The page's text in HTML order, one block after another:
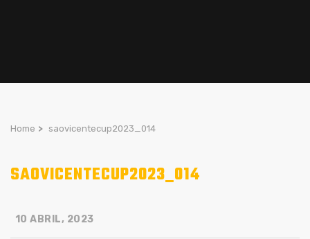
Home > saovicentecup2023_014
SAOVICENTECUP2023_014
10 ABRIL, 2023